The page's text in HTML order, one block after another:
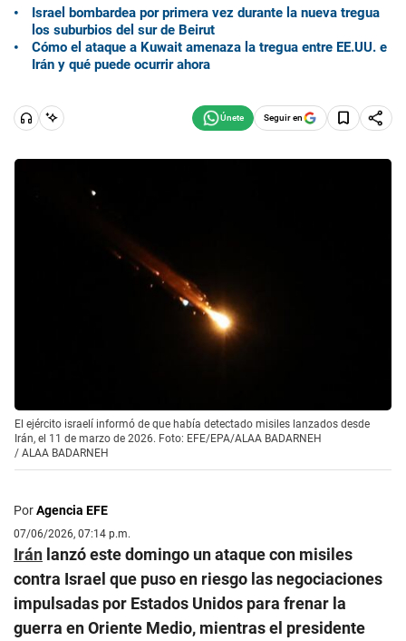
Israel bombardea por primera vez durante la nueva tregua
los suburbios del sur de Beirut
Cómo el ataque a Kuwait amenaza la tregua entre EE.UU. e
Irán y qué puede ocurrir ahora
Seguir en
El ejército israelí informó de que había detectado misiles lanzados desde
Irán, el 11 de marzo de 2026. Foto: EFE/EPA/ALAA BADARNEH
/ ALAA BADARNEH
PorAgencia EFE
07/06/2026, 07:14 p.m.
Irán lanzó este domingo un ataque con misiles
contra Israel que puso en riesgo las negociaciones
impulsadas por Estados Unidos para frenar la
guerra en Oriente Medio, mientras el presidente